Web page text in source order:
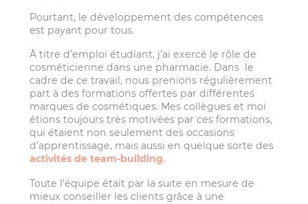
Pourtant, le développement des compétences
est payant pour tous.
À titre d’emploi étudiant, j’ai exercé le rôle de
cosméticienne dans une pharmacie. Dans le
cadre de ce travail, nous prenions régulièrement
part à des formations offertes par différentes
marques de cosmétiques. Mes collègues et moi
étions toujours très motivées par ces formations,
qui étaient non seulement des occasions
d’apprentissage, mais aussi en quelque sorte des
activités de team-building.
Toute l’équipe était par la suite en mesure de
mieux conseiller les clients grâce à une